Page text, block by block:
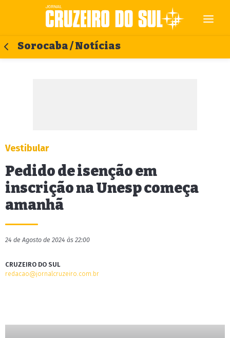
Sorocaba / Notícias
Vestibular
Pedido de isenção em
inscrição na Unesp começa
amanhã
24 de Agosto de 2024 às 22:00
CRUZEIRO DO SUL
redacao@jornalcruzeiro.com.br